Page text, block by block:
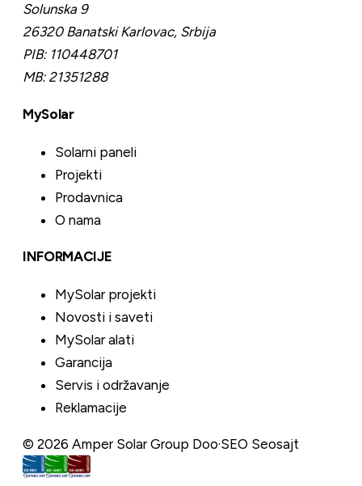
Solunska 9
26320 Banatski Karlovac, Srbija
PIB: 110448701
MB: 21351288
MySolar
Solarni paneli
Projekti
Prodavnica
O nama
INFORMACIJE
MySolar projekti
Novosti i saveti
MySolar alati
Garancija
Servis i održavanje
Reklamacije
© 2026 Amper Solar Group Doo·SEO Seosajt